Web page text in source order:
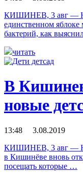
КИШИНЕВ, 3 авг —
единственном яблоке
бактерий, как
читать
В
новые
13:48 3.08.2019
КИШИНЕВ, 3 авг —
в Кишинёве вновь
посещать которые …